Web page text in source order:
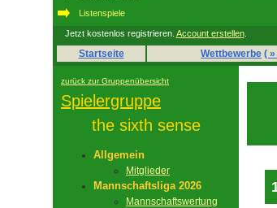
Listenspiele
Jetzt kostenlos registrieren. Account erstellen.
Startseite Wettbewerbe (
zurück zur Gruppenübersicht
Spielergruppe
the sixth sense
Allgemein
Mitglieder
Mannschaftsliga 2026
Mannschaftswertung